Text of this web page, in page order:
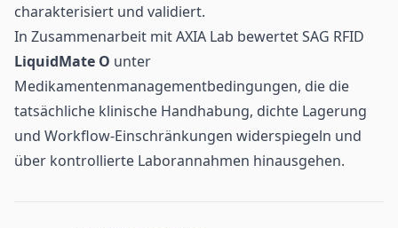
charakterisiert und validiert.
In Zusammenarbeit mit AXIA Lab bewertet SAG RFID
LiquidMate O unter
Medikamentenmanagementbedingungen, die die
tatsächliche klinische Handhabung, dichte Lagerung
und Workflow-Einschränkungen widerspiegeln und
über kontrollierte Laborannahmen hinausgehen.